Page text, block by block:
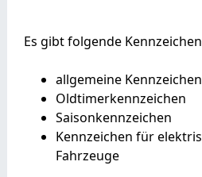
Es gibt folgende
allgemeine Kennzeichen
Oldtimerkennzeichen
Saisonkennzeichen
Kennzeichen für
Fahrzeuge